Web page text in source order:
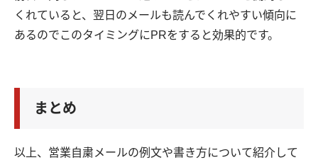
くれていると、翌日のメールも読んでくれやすい傾向に
あるのでこのタイミングにPRをすると効果的です。
まとめ
以上、営業自粛メールの例文や書き方について紹介して